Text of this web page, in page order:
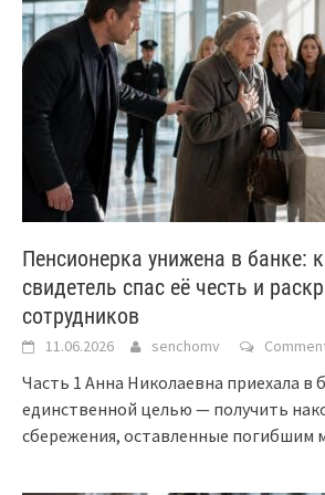
Пенсионерка унижена в банке:
свидетель спас её честь и
сотрудников
11.06.2026 senchomv
Часть 1 Анна Николаевна приехала в
единственной целью — получить
сбережения, оставленные погибшим